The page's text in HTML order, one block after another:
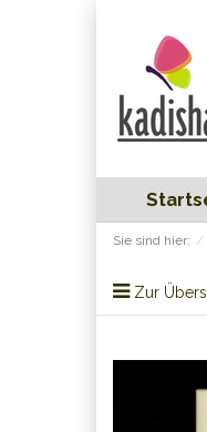
Sie sind hier:
Zur